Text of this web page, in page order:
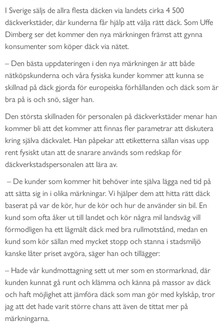
I Sverige säljs de allra flesta däcken via landets cirka 4 500
däckverkstäder, där kunderna får hjälp att välja rätt däck. Som Uffe
Dimberg ser det kommerden nya märkningen främst att gynna
konsumenter som köper däck via nätet.
– Den bästa uppdateringen i den nya märkningen är att både
nätköpskunderna och våra fysiska kunder kommer att kunna se
skillnad på däck gjorda för europeiska förhållanden och däck som är
bra på is och snö, säger han.
Den största skillnaden för personalen på däckverkstäder menar han
kommer bli att det kommer att finnas fler parametrar att diskutera
kring själva däckvalet. Han påpekar att etiketterna sällan visas upp
rent fysiskt utan att de snarare används som redskap för
däckverkstadspersonalen att lära av.
– De kunder som kommer hit behöver inte själva lägga ned tid på
att sätta sig in i olika märkningar. Vi hjälper dem att hitta rätt däck
baserat på var de kör, hur de kör och hur de använder sin bil. En
kund som ofta åker ut till landet och kör några mil landsväg vill
förmodligen ha ett lågmält däck med bra rullmotstånd, medan en
kund som kör sällan med mycket stopp och stanna i stadsmiljö
kanske låter priset avgöra, säger han och tillägger:
– Hade vår kundmottagning sett ut mer som en stormarknad, där
kunden kunnat gå runt och klämma och känna på massor av däck
och haft möjlighet att jämföra däck som man gör med kylskåp, tror
jag att det hade varit större chans att även de tittat mer på
märkningarna.